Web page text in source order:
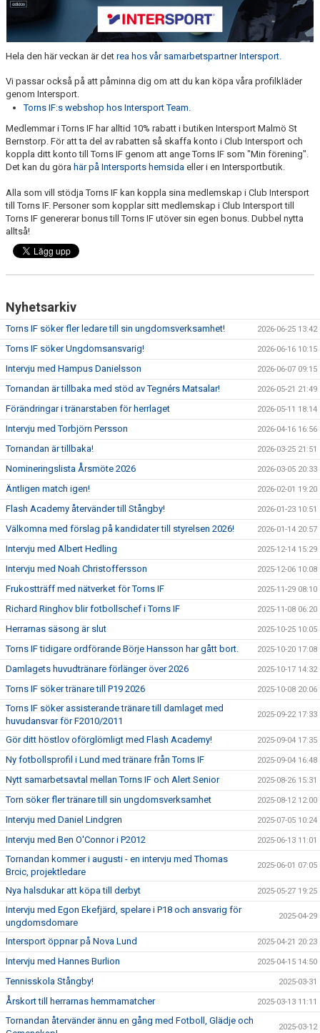
Hela den här veckan är det rea hos vår samarbetspartner Intersport.
Vi passar också på att påminna dig om att du kan köpa våra profilkläder
genom Intersport.
Torns IF:s webshop hos Intersport Team.
Medlemmar i Torns IF har alltid 10% rabatt i butiken Intersport Malmö St
Bernstorp. För att ta del av rabatten så skaffa konto i Club Intersport och
koppla ditt konto till Torns IF genom att ange Torns IF som "Min förening".
Det kan du göra här på Intersports hemsida eller i en Intersportbutik.
Alla som vill stödja Torns IF kan koppla sina medlemskap i Club Intersport
till Torns IF. Personer som kopplar sitt medlemskap i Club Intersport till
Torns IF genererar bonus till Torns IF utöver sin egen bonus. Dubbel nytta
alltså!
Nyhetsarkiv
Torns IF söker fler ledare till sin ungdomsverksamhet! 2026-06-25 13:42
Torns IF söker Ungdomsansvarig! 2026-06-16 10:15
Intervju med Hampus Danielsson 2026-06-07 09:15
Tornandan är tillbaka med stöd av Tegnérs Matsalar! 2026-05-21 21:49
Förändringar i tränarstaben för herrlaget 2026-05-11 18:14
Intervju med Torbjörn Persson 2026-04-16 16:56
Tornandan är tillbaka! 2026-03-25 21:51
Nomineringslista Årsmöte 2026 2026-03-05 20:33
Äntligen match igen! 2026-02-01 19:20
Flash Academy återvänder till Stångby! 2026-01-23 10:51
Välkomna med förslag på kandidater till styrelsen 2026! 2026-01-14 20:57
Intervju med Albert Hedling 2025-12-14 15:29
Intervju med Noah Christoffersson 2025-12-06 10:08
Frukostträff med nätverket för Torns IF 2025-11-29 08:10
Richard Ringhov blir fotbollschef i Torns IF 2025-11-08 06:20
Herrarnas säsong är slut 2025-10-25 10:05
Torns IF tidigare ordförande Börje Hansson har gått bort. 2025-10-20 17:08
Damlagets huvudtränare förlänger över 2026 2025-10-17 14:32
Torns IF söker tränare till P19 2026 2025-10-08 20:06
Torns IF söker assisterande tränare till damlaget med
huvudansvar för F2010/2011
2025-09-22 17:33
Gör ditt höstlov oförglömligt med Flash Academy! 2025-09-04 17:35
Ny fotbollsprofil i Lund med tränare från Torns IF 2025-09-04 16:48
Nytt samarbetsavtal mellan Torns IF och Alert Senior 2025-08-26 15:31
Torn söker fler tränare till sin ungdomsverksamhet 2025-08-12 12:00
Intervju med Daniel Lindgren 2025-07-05 10:24
Intervju med Ben O'Connor i P2012 2025-06-13 11:01
Tornandan kommer i augusti - en intervju med Thomas
Brcic, projektledare
2025-06-01 07:05
Nya halsdukar att köpa till derbyt 2025-05-27 19:25
Intervju med Egon Ekefjärd, spelare i P18 och ansvarig för
ungdomsdomare
2025-04-29
Intersport öppnar på Nova Lund 2025-04-21 20:23
Intervju med Hannes Burlion 2025-04-15 14:50
Tennisskola Stångby! 2025-03-31
Årskort till herrarnas hemmamatcher 2025-03-13 11:11
Tornandan återvänder ännu en gång med Fotboll, Glädje och
2025-03-12